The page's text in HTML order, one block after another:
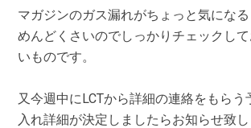
マガジンのガス漏れがちょっと気になる
めんどくさいのでしっかりチェックし
いものです。
又今週中にLCTから詳細の連絡をもら
入れ詳細が決定しましたらお知らせ致し